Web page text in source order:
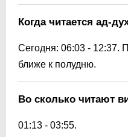
Когда читается ад-
Сегодня: 06:03 - 12:37.
ближе к полудню.
Во сколько читают
01:13 - 03:55.